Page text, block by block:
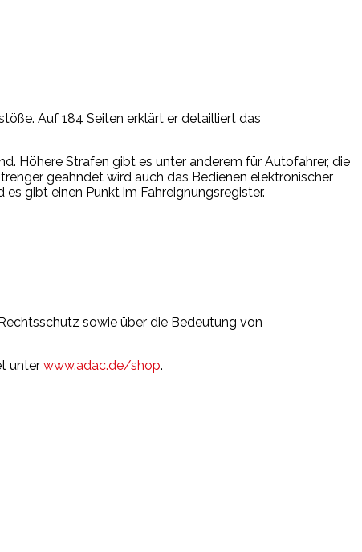
Auf 184 Seiten erklärt er detailliert das
Höhere Strafen gibt es unter anderem für Autofahrer, die
geahndet wird auch das Bedienen elektronischer
gibt einen Punkt im Fahreignungsregister.
sowie über die Bedeutung von
unter www.adac.de/shop.